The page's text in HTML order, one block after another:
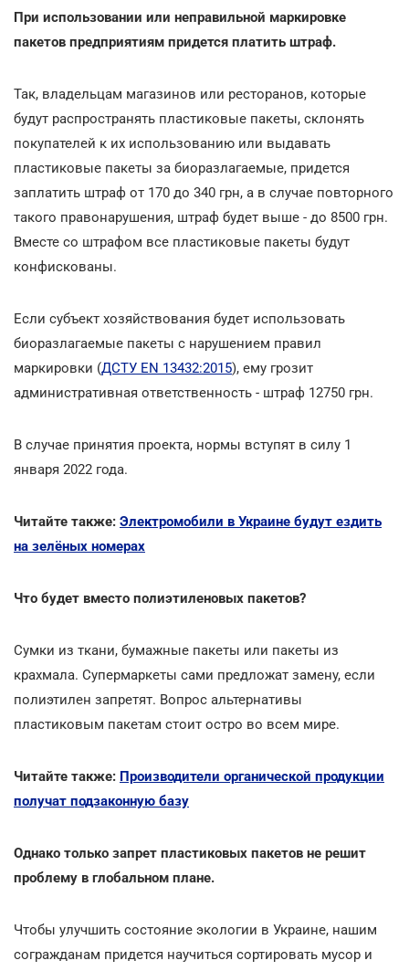
При использовании или неправильной маркировке
пакетов предприятиям придется платить штраф.
Так, владельцам магазинов или ресторанов, которые
будут распространять пластиковые пакеты, склонять
покупателей к их использованию или выдавать
пластиковые пакеты за биоразлагаемые, придется
заплатить штраф от 170 до 340 грн, а в случае повторного
такого правонарушения, штраф будет выше - до 8500 грн.
Вместе со штрафом все пластиковые пакеты будут
конфискованы.
Если субъект хозяйствования будет использовать
биоразлагаемые пакеты с нарушением правил
маркировки (ДСТУ EN 13432:2015), ему грозит
административная ответственность - штраф 12750 грн.
В случае принятия проекта, нормы вступят в силу 1
января 2022 года.
Читайте также: Электромобили в Украине будут ездить
на зелёных номерах
Что будет вместо полиэтиленовых пакетов?
Сумки из ткани, бумажные пакеты или пакеты из
крахмала. Супермаркеты сами предложат замену, если
полиэтилен запретят. Вопрос альтернативы
пластиковым пакетам стоит остро во всем мире.
Читайте также: Производители органической продукции
получат подзаконную базу
Однако только запрет пластиковых пакетов не решит
проблему в глобальном плане.
Чтобы улучшить состояние экологии в Украине, нашим
согражданам придется научиться сортировать мусор и